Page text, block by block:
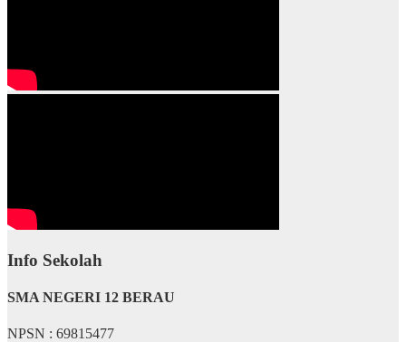
Info Sekolah
SMA NEGERI 12 BERAU
NPSN : 69815477